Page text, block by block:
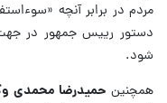
مردم در برابر آنچه
دستور رییس جمهور در
شود.
همچنین حمیدرضا محمدی